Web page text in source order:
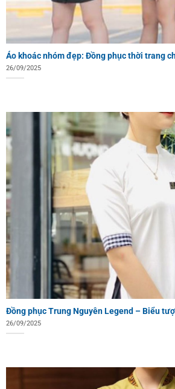
Áo khoác nhóm đẹp: Đồng phục thời trang
26/09/2025
Đồng phục Trung Nguyên Legend – Biểu
26/09/2025